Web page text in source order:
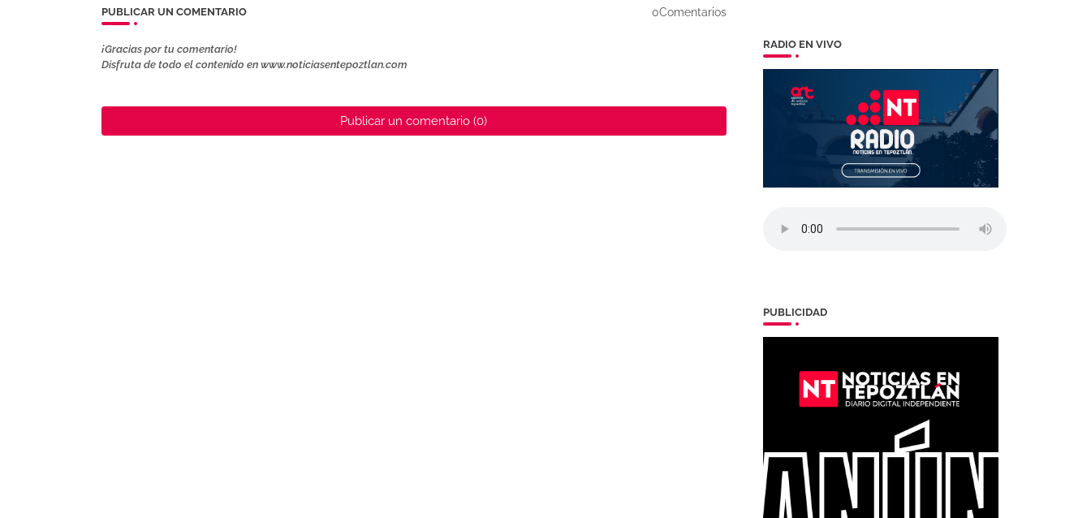
PUBLICAR UN COMENTARIO 0Comentarios
¡Gracias por tu comentario!
Disfruta de todo el contenido en www.noticiasentepoztlan.com
Publicar un comentario (0)
RADIO EN VIVO
PUBLICIDAD